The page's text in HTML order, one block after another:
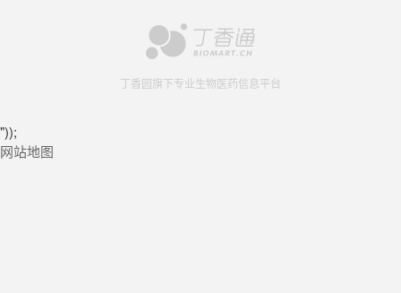
丁香园旗下专业生物医药信息平台
"));
网站地图